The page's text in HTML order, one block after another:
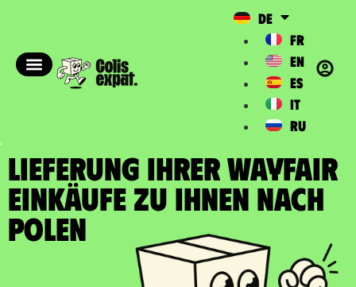
DE
FR
EN
ES
IT
RU
LIEFERUNG IHRER WAYFAIR
EINKÄUFE zu Ihnen nach
Polen